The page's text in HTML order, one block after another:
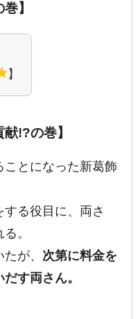
】
】
!?の巻】
ことになった新葛飾
る役目に、両さ
。
が、 次第に料金を
す両さん。